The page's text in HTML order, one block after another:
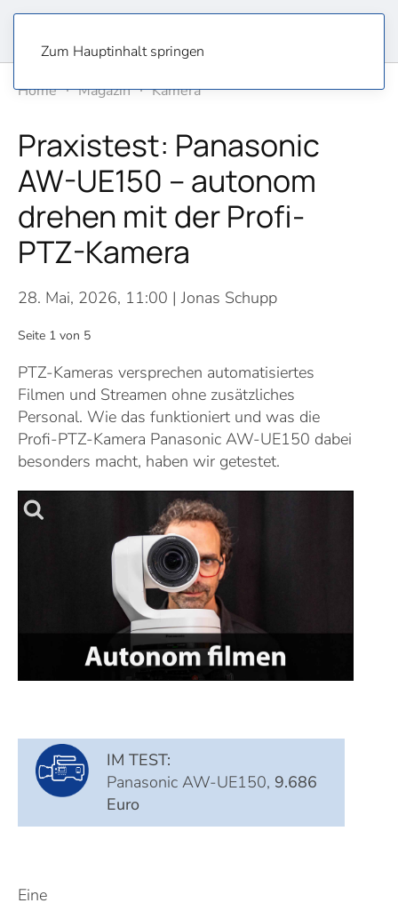
Zum Hauptinhalt springen
Home
Magazin Kamera
Praxistest: Panasonic
AW-UE150 – autonom
drehen mit der Profi-
PTZ-Kamera
28. Mai, 2026, 11:00 | Jonas Schupp
Seite 1 von 5
PTZ-Kameras versprechen automatisiertes
Filmen und Streamen ohne zusätzliches
Personal. Wie das funktioniert und was die
Profi-PTZ-Kamera Panasonic AW-UE150 dabei
besonders macht, haben wir getestet.
IM TEST:
Panasonic AW-UE150, 9.686
Euro
Eine